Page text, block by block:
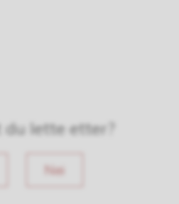
lette etter?
Nei